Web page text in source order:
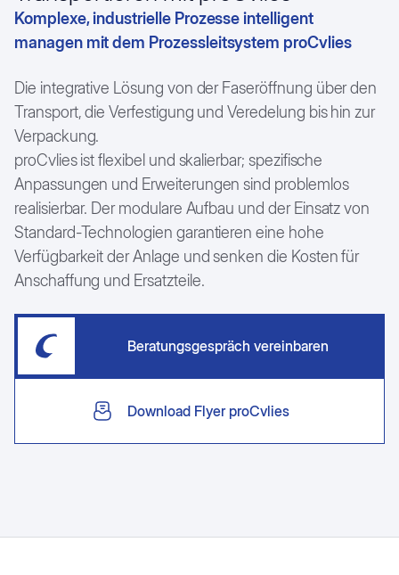
Installation & Inbetriebnahme
Betrieb & Instandhaltung
Automobilindustrie
Gummi- und Kunststoffindustrie
Luft- & Raumfahrt
Maschinenbau
Pharmazie und Chemie
Produktion
Textilindustrie
Karriere
Studium
Case Studies
Kundenstimmen
Komplexe, industrielle Prozesse intelligent
managen mit dem Prozessleitsystem proCvlies
Die integrative Lösung von der Faseröffnung über den
Transport, die Verfestigung und Veredelung bis hin zur
Verpackung.
proCvlies ist flexibel und skalierbar; spezifische
Anpassungen und Erweiterungen sind problemlos
realisierbar. Der modulare Aufbau und der Einsatz von
Standard-Technologien garantieren eine hohe
Verfügbarkeit der Anlage und senken die Kosten für
Anschaffung und Ersatzteile.
Beratungsgespräch vereinbaren
Download Flyer proCvlies